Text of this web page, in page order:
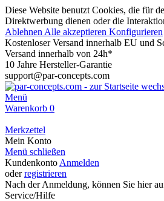
Diese Website benutzt Cookies, die für
Direktwerbung dienen oder die
Ablehnen Alle akzeptieren Konfigurieren
Kostenloser Versand innerhalb EU und
Versand innerhalb von 24h*
10 Jahre Hersteller-Garantie
support@par-concepts.com
Menü
Warenkorb 0
Merkzettel
Mein Konto
Menü schließen
Kundenkonto Anmelden
oderregistrieren
Nach der Anmeldung, können Sie hier
Service/Hilfe